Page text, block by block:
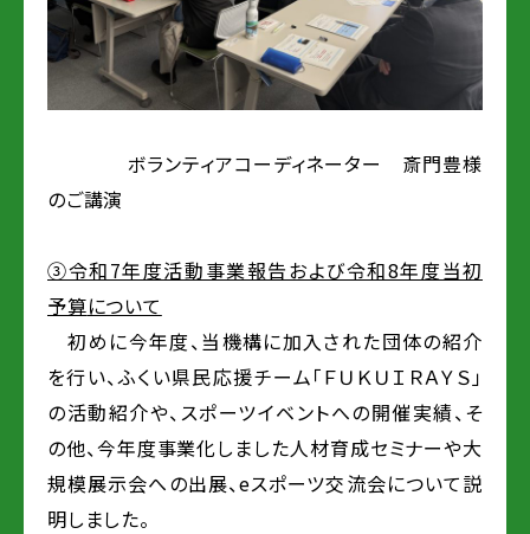
ボランティアコーディネーター 斎門豊様
のご講演
③令和7年度活動事業報告および令和8年度当初
予算について
初めに今年度、当機構に加入された団体の紹介
を行い、ふくい県民応援チーム「ＦＵＫＵＩＲＡＹＳ」
の活動紹介や、スポーツイベントへの開催実績、そ
の他、今年度事業化しました人材育成セミナーや大
規模展示会への出展、eスポーツ交流会について説
明しました。